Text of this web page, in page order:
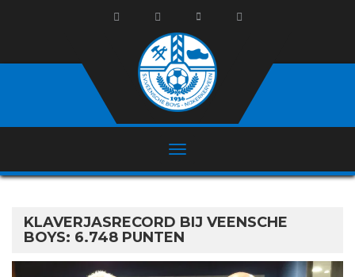
KLAVERJASRECORD BIJ VEENSCHE
BOYS: 6.748 PUNTEN